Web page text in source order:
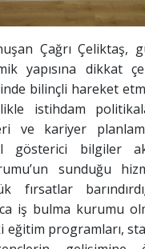
Çağrı Çeliktaş,
yapısına dikkat
bilinçli hareket
istihdam
ve kariyer
gösterici bilgiler
sunduğu
fırsatlar
iş bulma kurumu
eğitim programları,